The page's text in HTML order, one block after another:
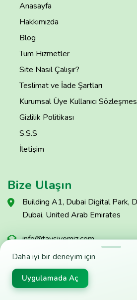
Daha iyi bir deneyim için
Uygulamada Aç
Anasayfa
Hakkımızda
Blog
Tüm Hizmetler
Site Nasıl Çalışır?
Teslimat ve İade Şartları
Kurumsal Üye Kullanıcı
Gizlilik Politikası
S.S.S
İletişim
Bize Ulaşın
Building A1, Dubai Digital Park,
Dubai, United Arab Emirates
info@tavsiyemiz.com